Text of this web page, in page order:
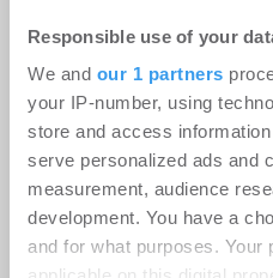
Responsible use of your
We and our 1 partners
your IP-number, using
store and access
serve personalized ads and
measurement, audience
development. You have a
and for what purposes.